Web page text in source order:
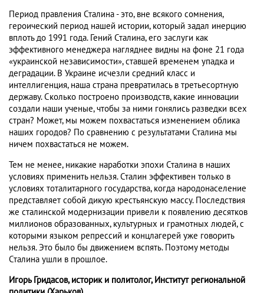
Период правления Сталина - это, вне всякого сомнения,
героический период нашей истории, который задал инерцию
вплоть до 1991 года. Гений Сталина, его заслуги как
эффективного менеджера нагляднее видны на фоне 21 года
«украинской независимости», ставшей временем упадка и
деградации. В Украине исчезли средний класс и
интеллигенция, наша страна превратилась в третьесортную
державу. Сколько построено производств, какие инновации
создали наши ученые, чтобы за ними гонялись разведки всех
стран? Может, мы можем похвастаться изменением облика
наших городов? По сравнению с результатами Сталина мы
ничем похвастаться не можем.
Тем не менее, никакие наработки эпохи Сталина в наших
условиях применить нельзя. Сталин эффективен только в
условиях тоталитарного государства, когда народонаселение
представляет собой дикую крестьянскую массу. Последствия
же сталинской модернизации привели к появлению десятков
миллионов образованных, культурных и грамотных людей, с
которыми языком репрессий и концлагерей уже говорить
нельзя. Это было бы движением вспять. Поэтому методы
Сталина ушли в прошлое.
Игорь Гридасов, историк и политолог, Институт региональной